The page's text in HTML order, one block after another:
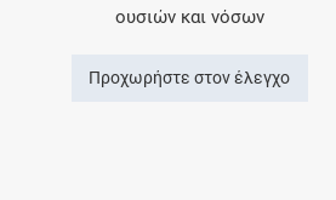
ουσιών και νόσων
Προχωρήστε στον έλεγχο